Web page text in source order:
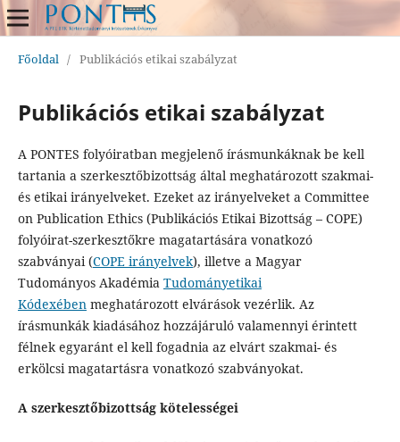
Főoldal / Publikációs etikai szabályzat
Publikációs etikai szabályzat
A PONTES folyóiratban megjelenő írásmunkáknak be kell
tartania a szerkesztőbizottság által meghatározott szakmai-
és etikai irányelveket. Ezeket az irányelveket a Committee
on Publication Ethics (Publikációs Etikai Bizottság – COPE)
folyóirat-szerkesztőkre magatartására vonatkozó
szabványai (COPE irányelvek), illetve a Magyar
Tudományos Akadémia Tudományetikai
Kódexébenmeghatározott elvárások vezérlik. Az
írásmunkák kiadásához hozzájáruló valamennyi érintett
félnek egyaránt el kell fogadnia az elvárt szakmai- és
erkölcsi magatartásra vonatkozó szabványokat.
A szerkesztőbizottság kötelességei